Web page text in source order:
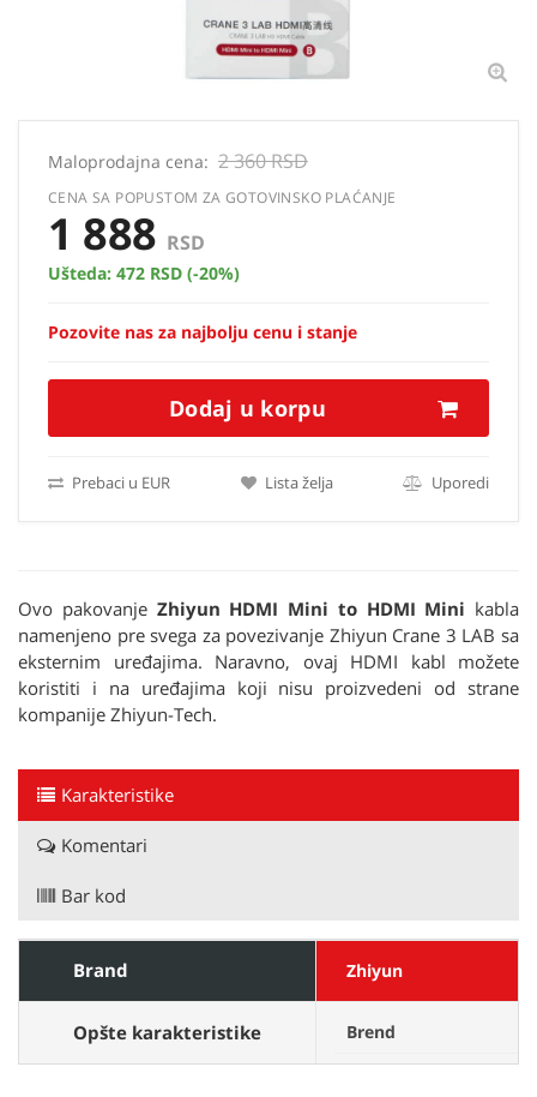
Maloprodajna cena: 2 360 RSD
CENA SA POPUSTOM ZA GOTOVINSKO PLAĆANJE
1 888 RSD
Ušteda: 472 RSD (-20%)
Pozovite nas za najbolju cenu i stanje
Dodaj u korpu
Prebaci u EUR Lista želja Uporedi
Ovo pakovanjeZhiyun HDMI Mini to HDMI Mini kabla
namenjeno pre svega za povezivanje Zhiyun Crane 3 LAB sa
eksternim uređajima. Naravno, ovaj HDMI kabl možete
koristiti i na uređajima koji nisu proizvedeni od strane
kompanije Zhiyun-Tech.
Karakteristike
Komentari
Bar kod
Brand Zhiyun
Opšte karakteristike Brend